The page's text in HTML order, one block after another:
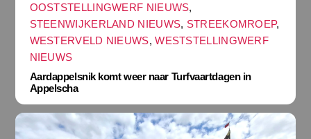
OOSTSTELLINGWERF NIEUWS,
STEENWIJKERLAND NIEUWS, STREEKOMROEP,
WESTERVELD NIEUWS,WESTSTELLINGWERF
NIEUWS
Aardappelsnik komt weer naar Turfvaartdagen in
Appelscha